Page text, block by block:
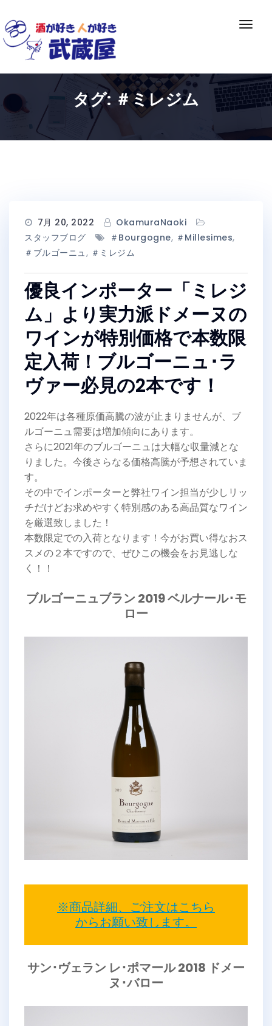
to
content
ナ
ー
シ
ョ
切
り
タグ: ＃ミレジム
7月 20, 2022
OkamuraNaoki
スタッフブログ
＃Bourgogne, ＃millesimes,
＃ブルゴーニュ, ＃ミレジム
優良インポーター「ミレジ
ム」より実力派ドメーヌの
ワインが特別価格で本数限
定入荷！ブルゴーニュ･ラ
ヴァー必見の2本です！
2022年は各種原価高騰の波が止まりませんが、ブ
ルゴーニュ需要は増加傾向にあります。
さらに2021年のブルゴーニュは大幅な収量減とな
りました。今後さらなる価格高騰が予想されていま
す。
その中でインポーターと弊社ワイン担当が少しリッ
チだけどお求めやすく特別感のある高品質なワイン
を厳選致しました！
本数限定での入荷となります！今がお買い得なおス
スメの２本ですので、ぜひこの機会をお見逃しな
く！！
ブルゴーニュブラン 2019 ベルナール･モ
ロー
※商品詳細、ご注文はこちら
からお願い致します。
サン･ヴェラン レ･ポマール 2018 ドメー
ヌ･バロー